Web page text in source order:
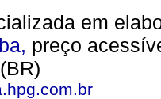
em
preço